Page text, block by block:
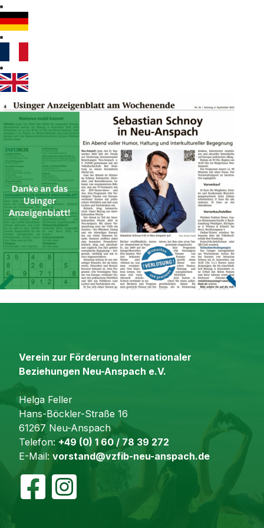
Verein zur Förderung Internationaler
Beziehungen Neu-Anspach e.V.
Helga Feller
Hans-Böckler-Straße 16
61267 Neu-Anspach
Telefon: +49 (0) 1 60 / 78 39 272
E-Mail: vorstand@vzfib-neu-anspach.de